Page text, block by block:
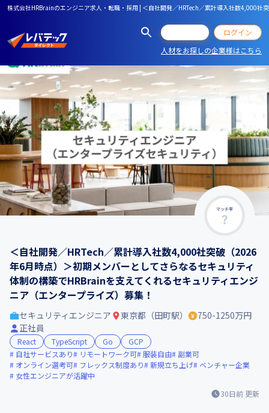
株式会社HRBrainのエンジニア求人・転職・採用 | ＜自社開発／HRTech／累計導入社数4,000
ログイン
人材をお探しの企業様はこちら
マッチ率
＜自社開発／HRTech／累計導入社数4,000社突破（2026
年6月時点）＞初期メンバーとしてさらなるセキュリティ
体制の構築でHRBrainを支えてくれるセキュリティエンジ
ニア（エンタープライズ）募集！
30日前 更新
セキュリティエンジニア 東京都（田町駅）
750-1250万円
正社員
React TypeScript Go
GCP
自社サービスあり
リモートワーク可 服装自由
副業可
オンライン選考可
フレックス制度あり 新規立ち上げ
ベンチャー企業
女性エンジニアが活躍中